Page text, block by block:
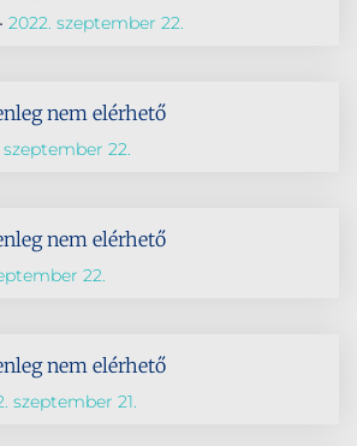
2022. szeptember 22.
nem elérhető
szeptember 22.
nem elérhető
22.
nem elérhető
szeptember 21.